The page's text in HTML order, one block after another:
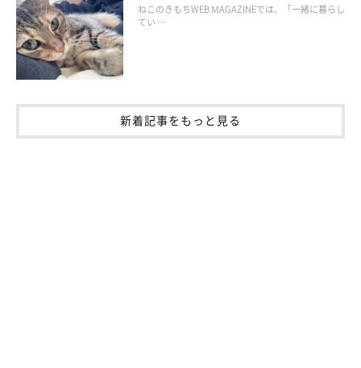
猫には、猫特有の習性や生態があります。よく知られているもの
ねこのきもちWEB MAGAZINEでは、「一緒に暮らし
てい …
新着記事をもっと見る